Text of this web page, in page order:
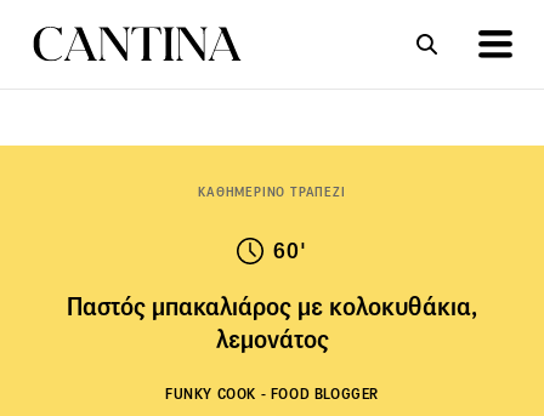
ΚΑΘΗΜΕΡΙΝΟ ΤΡΑΠΕΖΙ
60'
Παστός μπακαλιάρος με κολοκυθάκια,
λεμονάτος
FUNKY COOK - FOOD BLOGGER